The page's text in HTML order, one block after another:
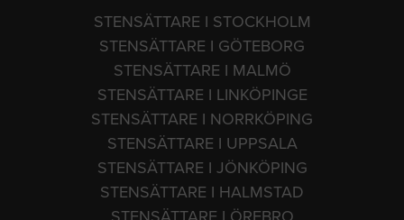
STENSÄTTARE I STOCKHOLM
STENSÄTTARE I GÖTEBORG
STENSÄTTARE I MALMÖ
STENSÄTTARE I LINKÖPINGE
STENSÄTTARE I NORRKÖPING
STENSÄTTARE I UPPSALA
STENSÄTTARE I JÖNKÖPING
STENSÄTTARE I HALMSTAD
STENSÄTTARE I ÖREBRO